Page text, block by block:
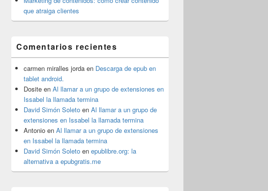
que atraiga clientes
Comentarios recientes
carmen miralles jorda en Descarga de epub en
tablet android.
Dosite en Al llamar a un grupo de extensiones en
Issabel la llamada termina
David Simón Soleto en Al llamar a un grupo de
extensiones en Issabel la llamada termina
Antonio en Al llamar a un grupo de extensiones
en Issabel la llamada termina
David Simón Soleto en epublibre.org: la
alternativa a epubgratis.me